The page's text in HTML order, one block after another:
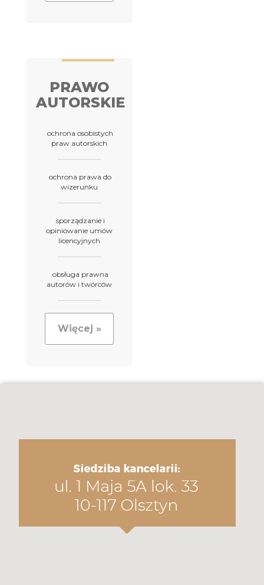
PRAWO
AUTORSKIE
ochrona osobistych
praw autorskich
ochrona prawa do
wizerunku
sporządzanie i
opiniowanie umów
licencyjnych
obsługa prawna
autorów i twórców
Więcej »